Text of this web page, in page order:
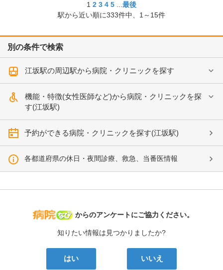
1 2 3 4 5
最後
駅から近い順に333件中、 1～15件
別の条件で検索
江坂駅の周辺駅から病院・クリニックを探す
機能・特徴(女性医師など)から病院・クリニックを探
す(江坂駅)
予約ができる病院・クリニックを探す(江坂駅)
各都道府県の休日・夜間診療、救急、当番医情報
病院なび
からのアンケートにご協力ください。
知りたい情報は見つかりましたか?
はい いいえ